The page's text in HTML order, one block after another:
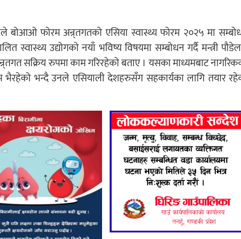
बोआओ फोरम अन्र्तगतको एसिया स्वास्थ्य फोरम २०२५ मा
स्वास्थ्य उद्योगको नयाँ भविष्य विषयमा सम्बोधन गर्दै मन्त्री
सक्रिय रुपमा काम गरिरहेको बताए । यसका माध्यमबाट
भन्दै उनले एसियाली देशहरुसँग सहकार्यका लागि तयार